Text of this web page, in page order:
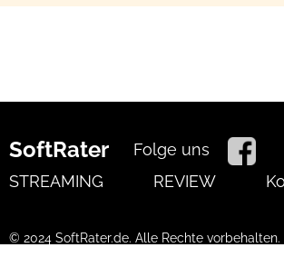
SoftRater
Folge uns
STREAMING
REVIEW
© 2024 SoftRater.de. Alle Rechte vorbehalten.